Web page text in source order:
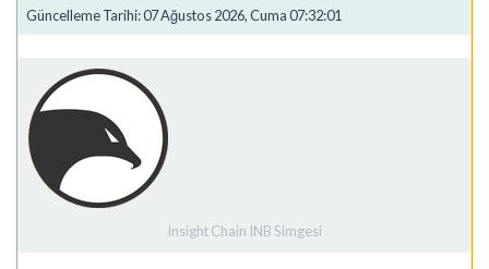
Güncelleme Tarihi: 07 Ağustos 2026, Cuma 07:32:01
Insight Chain INB Simgesi